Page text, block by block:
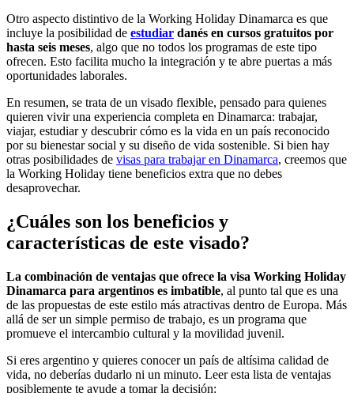
Otro aspecto distintivo de la Working Holiday Dinamarca es que
incluye la posibilidad de estudiar danés en cursos gratuitos por
hasta seis meses, algo que no todos los programas de este tipo
ofrecen. Esto facilita mucho la integración y te abre puertas a más
oportunidades laborales.
En resumen, se trata de un visado flexible, pensado para quienes
quieren vivir una experiencia completa en Dinamarca: trabajar,
viajar, estudiar y descubrir cómo es la vida en un país reconocido
por su bienestar social y su diseño de vida sostenible. Si bien hay
otras posibilidades de visas para trabajar en Dinamarca, creemos que
la Working Holiday tiene beneficios extra que no debes
desaprovechar.
¿Cuáles son los beneficios y
características de este visado?
La combinación de ventajas que ofrece la visa Working Holiday
Dinamarca para argentinos es imbatible, al punto tal que es una
de las propuestas de este estilo más atractivas dentro de Europa. Más
allá de ser un simple permiso de trabajo, es un programa que
promueve el intercambio cultural y la movilidad juvenil.
Si eres argentino y quieres conocer un país de altísima calidad de
vida, no deberías dudarlo ni un minuto. Leer esta lista de ventajas
posiblemente te ayude a tomar la decisión: